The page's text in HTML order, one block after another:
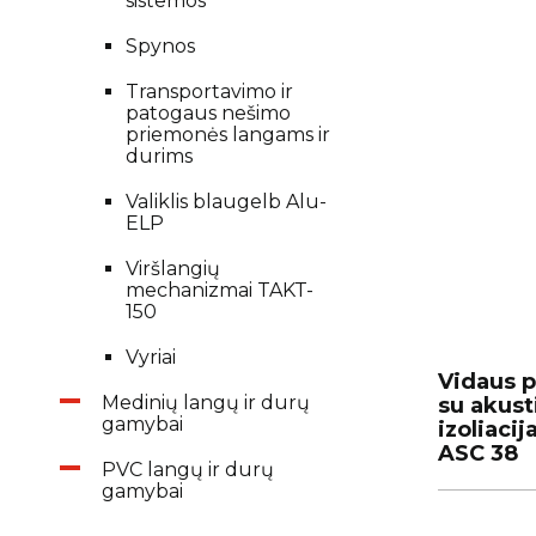
Spynos
Transportavimo ir
patogaus nešimo
priemonės langams ir
durims
Valiklis blaugelb Alu-
ELP
Viršlangių
mechanizmai TAKT-
150
Vyriai
Medinių langų ir durų
gamybai
PVC langų ir durų
gamybai
Vidaus
su
ASC 38
Vidaus
su
ASC 38